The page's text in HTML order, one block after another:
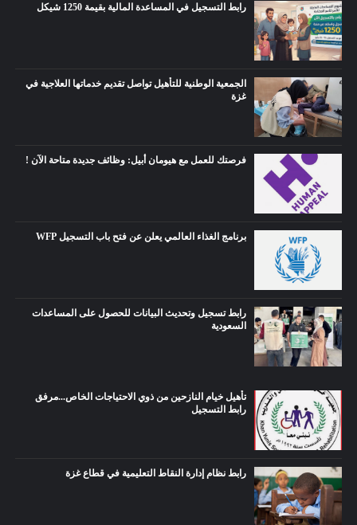
رابط التسجيل في المساعدة المالية بقيمة 1250 شيكل
الجمعية الوطنية للتأهيل تواصل تقديم خدماتها العلاجية في
غزة
فرصتك للعمل مع هيومان أبيل: وظائف جديدة متاحة الآن !
برنامج الغذاء العالمي يعلن عن فتح باب التسجيل WFP
رابط تسجيل وتحديث البيانات للحصول على المساعدات
السعودية
تأهيل خيام النازحين من ذوي الاحتياجات الخاص...مرفق
رابط التسجيل
رابط نظام إدارة النقاط التعليمية في قطاع غزة